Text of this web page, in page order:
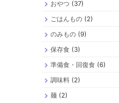
おやつ (37)
ごはんもの(2)
のみもの(9)
保存食 (3)
準備食・回復食 (6)
調味料(2)
麺 (2)